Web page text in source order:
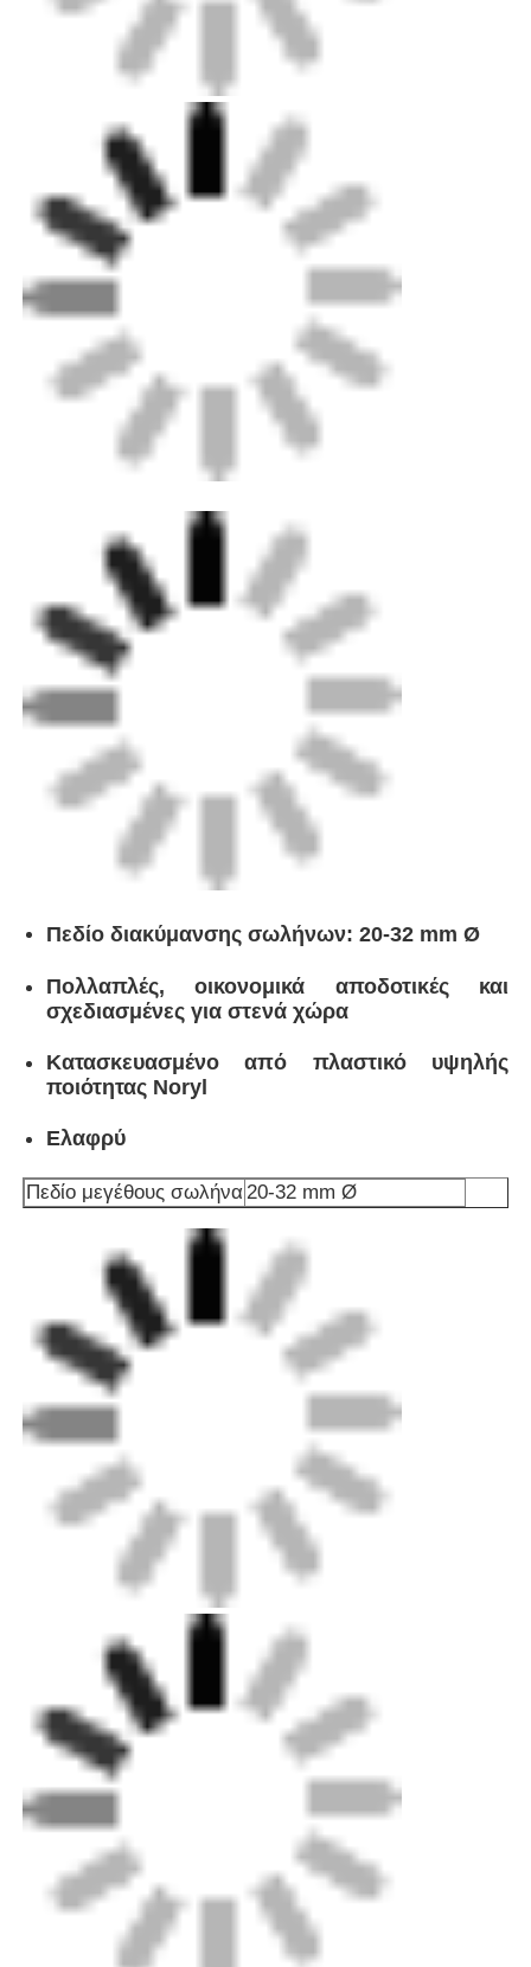
Συσκευές ηλεκτροσύνθεσης
Εξαρτήματα Spigot
Εγκαταστάσεις μετάβασης
Μηχανές συγκόλλησης με ηλεκτροσύνθεση
Εργαλείο σύντηξης οπίσθιας
Εργαλεία ηλεκτροσύνθεσης
Συσκευάσματα Fusion Butt
Μηχανή χειροκίνητης εκτόξευσης
Μηχανή συγκόλλησης CNC
Πεδίο διακύμανσης σωλήνων: 20-32 mm Ø
Πολλαπλές, οικονομικά αποδοτικές και
σχεδιασμένες για στενά χώρα
Κατασκευασμένο από πλαστικό υψηλής
ποιότητας Noryl
Ελαφρύ
Πεδίο μεγέθους σωλήνα 20-32 mm Ø